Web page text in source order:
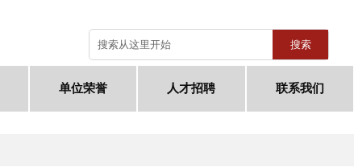
搜索
单位荣誉 人才招聘 联系我们